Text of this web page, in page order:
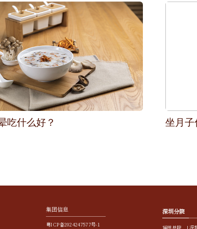
吃什么好？ 坐月子
集团信息
粤ICP备2024247577号-1
深圳分院